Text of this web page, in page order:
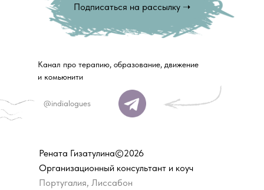
Канал про терапию, образование, движение
и комьюнити
@indialogues
Рената Гизатулина©2026
Организационный консультант и коуч
Португалия, Лиссабон
Подписаться на рассылку ➝